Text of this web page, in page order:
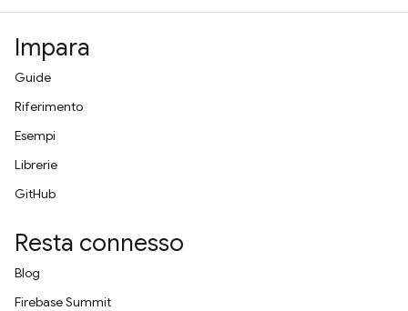
Impara
Guide
Riferimento
Esempi
Librerie
GitHub
Resta connesso
Blog
Firebase Summit